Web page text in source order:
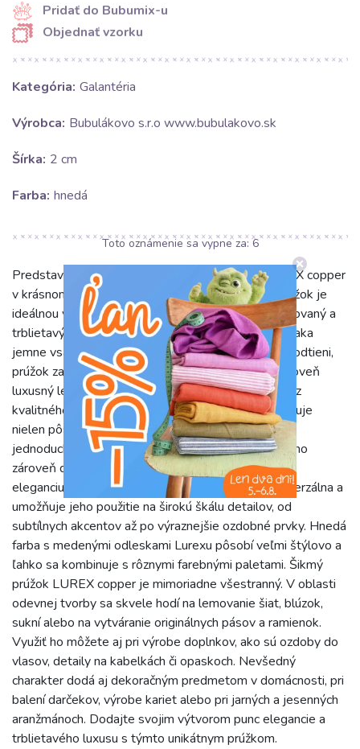
Pridať do Bubumix-u
Objednať vzorku
Kategória: Galantéria
Výrobca: Bubulákovo s.r.o www.bubulakovo.sk
Šírka: 2 cm
Farba: hnedá
Predstavujeme vám elegantný šikmý prúžok LUREX copper
v krásnom odtieni hnedej farby. Tento nádherný prúžok je
ideálnou voľbou pre všetkých, ktorí hľadajú sofistikovaný a
trblietavý doplnok pre svoje kreatívne projekty. Vďaka
jemne vsadeným Lurexovým vláknam v medenom odtieni,
prúžok zachytáva svetlo a vytvára diskrétny, no zároveň
luxusný lesk, ktorý oživí každý kúsok. Jeho zloženie z
kvalitného polyesteru v kombinácii s Lurexom zaručuje
nielen pôsobivý vzhľad, ale aj vynikajúcu odolnosť a
jednoduchú manipuláciu. Prúžok je jemný na dotyk, no
zároveň dostatočne pevný, aby si udržal svoj tvar a
eleganciu aj pri častom používaní. Šírka 2 cm je univerzálna a
umožňuje jeho použitie na širokú škálu detailov, od
subtílnych akcentov až po výraznejšie ozdobné prvky. Hnedá
farba s medenými odleskami Lurexu pôsobí veľmi štýlovo a
ľahko sa kombinuje s rôznymi farebnými paletami. Šikmý
prúžok LUREX copper je mimoriadne všestranný. V oblasti
odevnej tvorby sa skvele hodí na lemovanie šiat, blúzok,
sukní alebo na vytváranie originálnych pásov a ramienok.
Využiť ho môžete aj pri výrobe doplnkov, ako sú ozdoby do
vlasov, detaily na kabelkách či opaskoch. Nevšedný
charakter dodá aj dekoračným predmetom v domácnosti, pri
balení darčekov, výrobe kariet alebo pri jarných a jesenných
aranžmánoch. Dodajte svojim výtvorom punc elegancie a
trblietavého luxusu s týmto unikátnym prúžkom.
Toto oznámenie sa vypne za:5